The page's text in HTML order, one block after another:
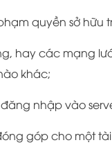
quyền sở
hay các mạng
khác;
nhập vào
góp cho một